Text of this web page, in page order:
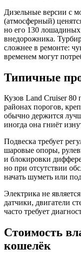
Дизельные версии с
(атмосферный)
но его 130
внедорожника.
сложнее в ремонте:
временем могут
Типичные
Кузов Land Cruiser 80
районах порогов,
обычно держится
иногда она гниёт
Подвеска требует
шаровые опоры,
и блокировки
но при отсутствии
начать шуметь или
Электрика не
датчики, двигатели
часто требует
Стоимость
кошелёк